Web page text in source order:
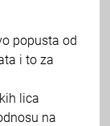
popusta od
i to za
lica
na